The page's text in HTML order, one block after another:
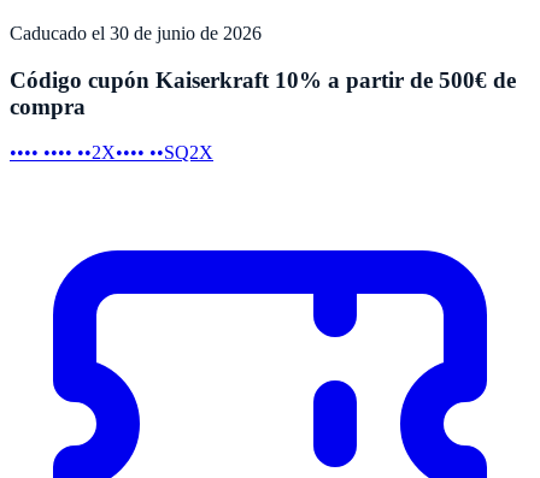
Caducado el 30 de junio de 2026
Código cupón Kaiserkraft 10% a partir de 500€ de
compra
•••• •••• ••2X•••• ••SQ2X